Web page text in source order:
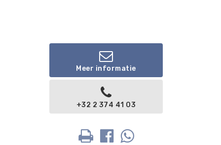
Meer informatie
+32 2 374 41 03